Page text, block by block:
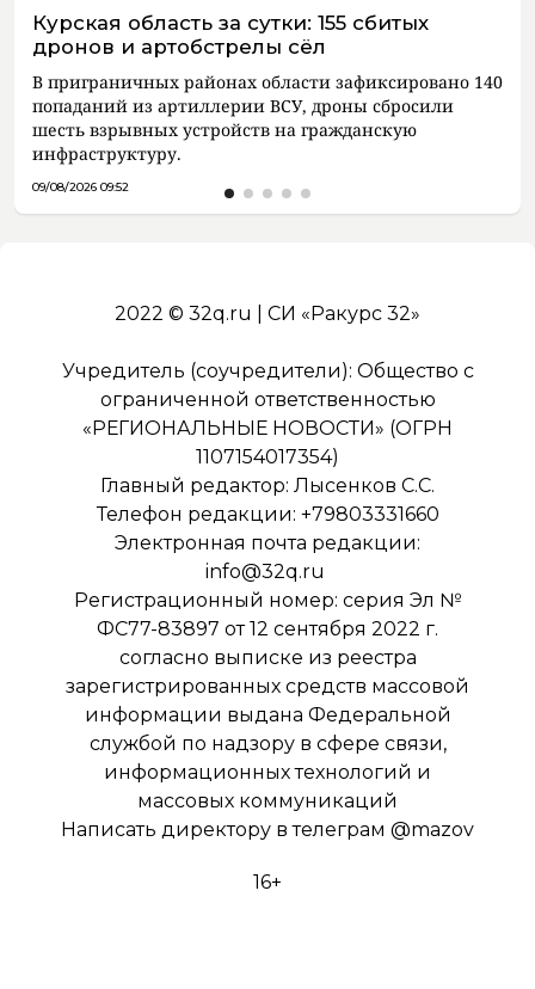
Курская область за сутки: 155 сбитых
дронов и артобстрелы сёл
В приграничных районах области зафиксировано 140
попаданий из артиллерии ВСУ, дроны сбросили
шесть взрывных устройств на гражданскую
инфраструктуру.
09/08/2026 09:52
2022 © 32q.ru | СИ «Ракурс 32»
Учредитель (соучредители): Общество с
ограниченной ответственностью
«РЕГИОНАЛЬНЫЕ НОВОСТИ» (ОГРН
1107154017354)
Главный редактор: Лысенков С.С.
Телефон редакции: +79803331660
Электронная почта редакции:
info@32q.ru
Регистрационный номер: серия Эл №
ФС77-83897 от 12 сентября 2022 г.
согласно выписке из реестра
зарегистрированных средств массовой
информации выдана Федеральной
службой по надзору в сфере связи,
информационных технологий и
массовых коммуникаций
Написать директору в телеграм @mazov
16+